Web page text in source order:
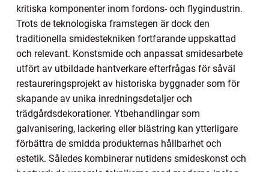
kritiska komponenter inom fordons- och flygindustrin.
Trots de teknologiska framstegen är dock den
traditionella smidestekniken fortfarande uppskattad
och relevant. Konstsmide och anpassat smidesarbete
utfört av utbildade hantverkare efterfrågas för såväl
restaureringsprojekt av historiska byggnader som för
skapande av unika inredningsdetaljer och
trädgårdsdekorationer. Ytbehandlingar som
galvanisering, lackering eller blästring kan ytterligare
förbättra de smidda produkternas hållbarhet och
estetik. Således kombinerar nutidens smideskonst och